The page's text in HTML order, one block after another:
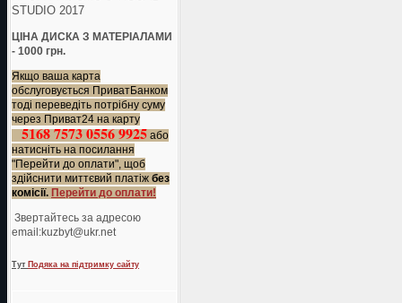
STUDIO 2017
ЦІНА ДИСКА З МАТЕРІАЛАМИ
- 1000 грн.
Якщо ваша карта
обслуговується ПриватБанком
тоді переведіть потрібну суму
через Приват24 на карту
5168 7573 0556 9925 або
натисніть на посилання
"Перейти до оплати", щоб
здійснити миттєвий платіж без
комісії. Перейти до оплати!
Звертайтесь за адресою
еmail:kuzbyt@ukr.net
Тут Подяка на підтримку сайту